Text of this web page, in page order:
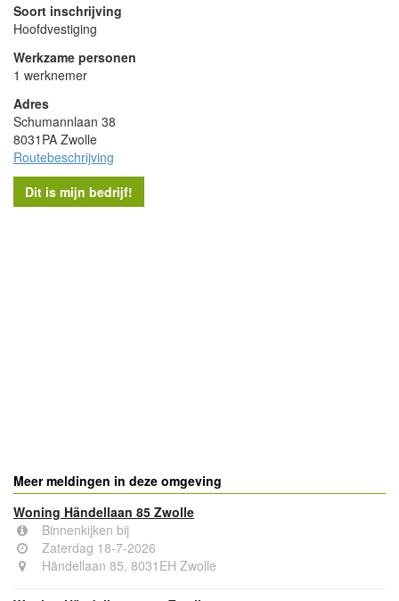
Soort inschrijving
Hoofdvestiging
Werkzame personen
1 werknemer
Adres
Schumannlaan 38
8031PA Zwolle
Routebeschrijving
Meer meldingen in deze omgeving
Woning Händellaan 85 Zwolle
Binnenkijken bij
Zaterdag 18-7-2026
Händellaan 85, 8031EH Zwolle